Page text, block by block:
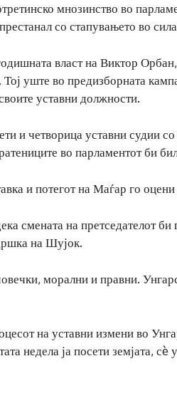
мнозинство во
со стапувањето во
власт на Виктор
уште во предизборната
уставни должности.
и четворица уставни судии
во парламентот би
и потегот на Маѓар го оцени
смената на претседателот би
на Шујок.
морални и правни.
на уставни измени во
недела ја посети земјата, сè